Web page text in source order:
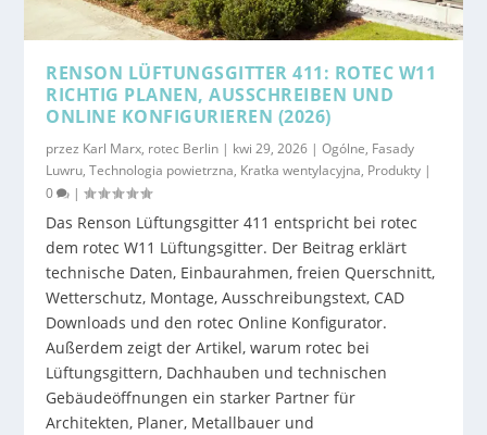
RENSON LÜFTUNGSGITTER 411: ROTEC W11
RICHTIG PLANEN, AUSSCHREIBEN UND
ONLINE KONFIGURIEREN (2026)
przez Karl Marx, rotec Berlin | kwi 29, 2026 |Ogólne, Fasady
Luwru,Technologia powietrzna, Kratka wentylacyjna, Produkty |
0
|
Das Renson Lüftungsgitter 411 entspricht bei rotec
dem rotec W11 Lüftungsgitter. Der Beitrag erklärt
technische Daten, Einbaurahmen, freien Querschnitt,
Wetterschutz, Montage, Ausschreibungstext, CAD
Downloads und den rotec Online Konfigurator.
Außerdem zeigt der Artikel, warum rotec bei
Lüftungsgittern, Dachhauben und technischen
Gebäudeöffnungen ein starker Partner für
Architekten, Planer, Metallbauer und